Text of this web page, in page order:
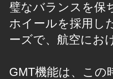
璧なバランスを保
ホイールを採用し
ーズで、航空にお
GMT機能は、この